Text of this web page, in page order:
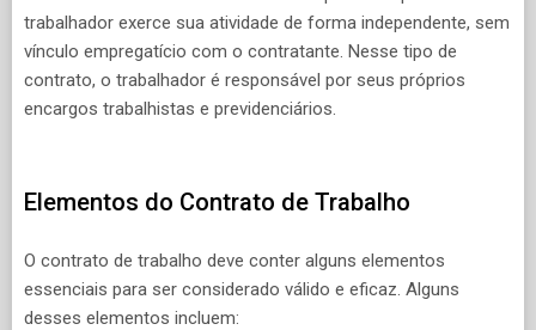
trabalhador exerce sua atividade de forma independente, sem
vínculo empregatício com o contratante. Nesse tipo de
contrato, o trabalhador é responsável por seus próprios
encargos trabalhistas e previdenciários.
Elementos do Contrato de Trabalho
O contrato de trabalho deve conter alguns elementos
essenciais para ser considerado válido e eficaz. Alguns
desses elementos incluem: